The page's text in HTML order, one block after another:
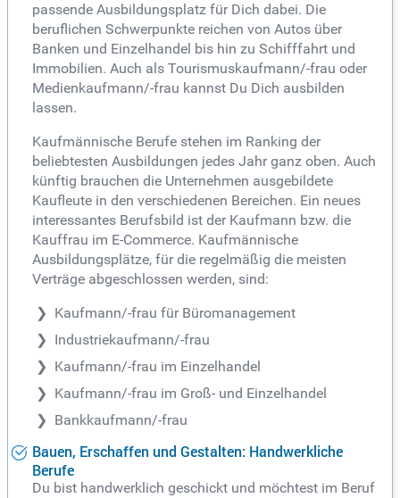
passende Ausbildungsplatz für Dich dabei. Die
beruflichen Schwerpunkte reichen von Autos über
Banken und Einzelhandel bis hin zu Schifffahrt und
Immobilien. Auch als Tourismuskaufmann/-frau oder
Medienkaufmann/-frau kannst Du Dich ausbilden
lassen.
Kaufmännische Berufe stehen im Ranking der
beliebtesten Ausbildungen jedes Jahr ganz oben. Auch
künftig brauchen die Unternehmen ausgebildete
Kaufleute in den verschiedenen Bereichen. Ein neues
interessantes Berufsbild ist der Kaufmann bzw. die
Kauffrau im E-Commerce. Kaufmännische
Ausbildungsplätze, für die regelmäßig die meisten
Verträge abgeschlossen werden, sind:
Kaufmann/-frau für Büromanagement
Industriekaufmann/-frau
Kaufmann/-frau im Einzelhandel
Kaufmann/-frau im Groß- und Einzelhandel
Bankkaufmann/-frau
Bauen, Erschaffen und Gestalten: Handwerkliche
Berufe
Du bist handwerklich geschickt und möchtest im Beruf